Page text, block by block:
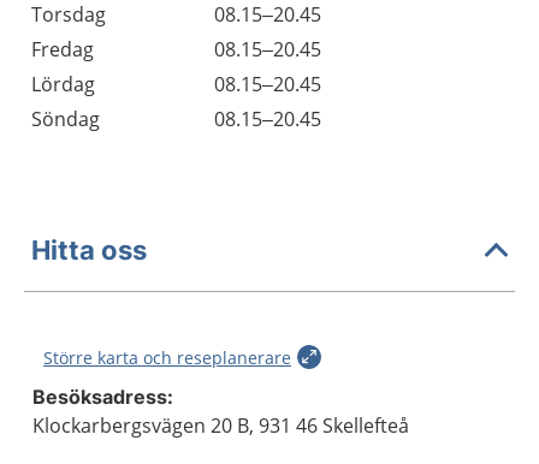
Torsdag
08.15–20.45
Fredag
08.15–20.45
Lördag
08.15–20.45
Söndag
08.15–20.45
Hitta oss
Större karta och reseplanerare
Besöksadress:
Klockarbergsvägen 20 B, 931 46 Skellefteå